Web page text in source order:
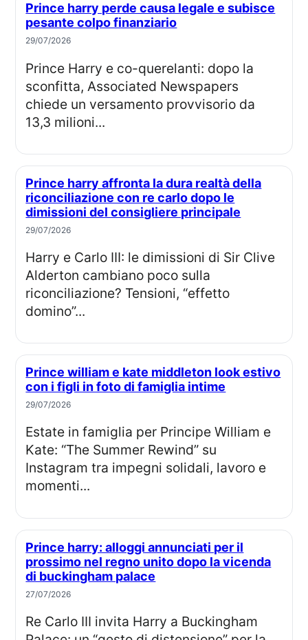
Prince harry perde causa legale e subisce
pesante colpo finanziario
29/07/2026
Prince Harry e co-querelanti: dopo la
sconfitta, Associated Newspapers
chiede un versamento provvisorio da
13,3 milioni...
Prince harry affronta la dura realtà della
riconciliazione con re carlo dopo le
dimissioni del consigliere principale
29/07/2026
Harry e Carlo III: le dimissioni di Sir Clive
Alderton cambiano poco sulla
riconciliazione? Tensioni, “effetto
domino”...
Prince william e kate middleton look estivo
con i figli in foto di famiglia intime
29/07/2026
Estate in famiglia per Principe William e
Kate: “The Summer Rewind” su
Instagram tra impegni solidali, lavoro e
momenti...
Prince harry: alloggi annunciati per il
prossimo nel regno unito dopo la vicenda
di buckingham palace
27/07/2026
Re Carlo III invita Harry a Buckingham